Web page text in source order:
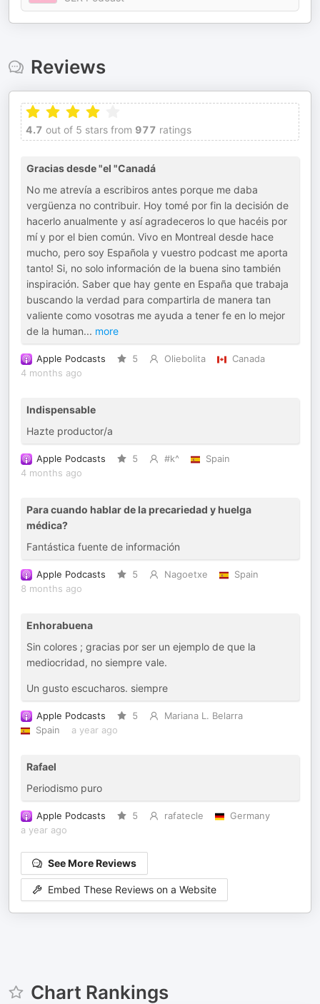
Reviews
4.7 out of 5 stars from 977 ratings
Gracias desde "el "Canadá
No me atrevía a escribiros antes porque me daba
vergüenza no contribuir. Hoy tomé por fin la decisión de
hacerlo anualmente y así agradeceros lo que hacéis por
mí y por el bien común. Vivo en Montreal desde hace
mucho, pero soy Española y vuestro podcast me aporta
tanto! Si, no solo información de la buena sino también
inspiración. Saber que hay gente en España que trabaja
buscando la verdad para compartirla de manera tan
valiente como vosotras me ayuda a tener fe en lo mejor
de la human... more
Apple Podcasts 5 Oliebolita
Canada
4 months ago
Indispensable
Hazte productor/a
Apple Podcasts 5 #k^
Spain
4 months ago
Para cuando hablar de la precariedad y huelga
médica?
Fantástica fuente de información
Apple Podcasts 5 Nagoetxe
Spain
8 months ago
Enhorabuena
Sin colores ; gracias por ser un ejemplo de que la
mediocridad, no siempre vale.
Un gusto escucharos. siempre
Apple Podcasts 5
Mariana L. Belarra
Spain
a year ago
Rafael
Periodismo puro
Apple Podcasts 5 rafatecle
Germany
a year ago
See More Reviews
Embed These Reviews on a Website
Chart Rankings